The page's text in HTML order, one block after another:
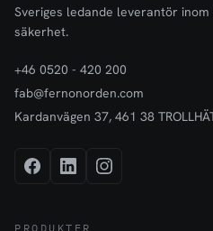
Sveriges ledande leverantör inom
säkerhet.
+46 0520 - 420 200
fab@fernonorden.com
Kardanvägen 37, 461 38
PRODUKTER